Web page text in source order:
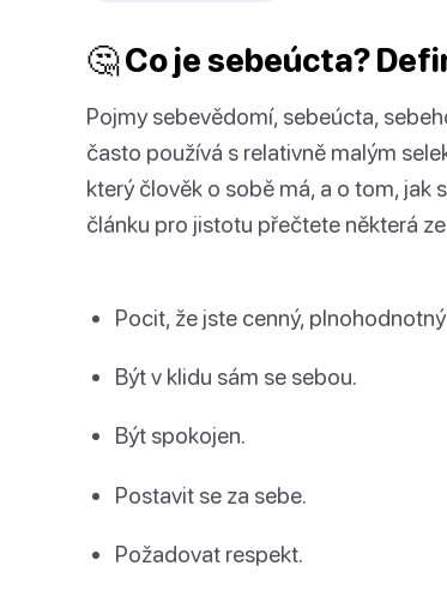
🤔 Co je sebeúcta?
Pojmy sebevědomí, sebeúcta,
často používá s relativně malým
který člověk o sobě má, a o tom, jak
článku pro jistotu přečtete některá
Pocit, že jste cenný,
Být v klidu sám se sebou.
Být spokojen.
Postavit se za sebe.
Požadovat respekt.